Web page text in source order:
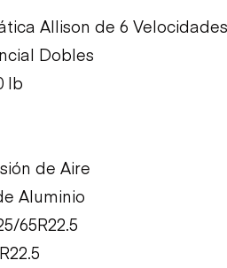
Allison de 6 Velocidades
Dobles
lb
de Aire
Aluminio
65R22.5